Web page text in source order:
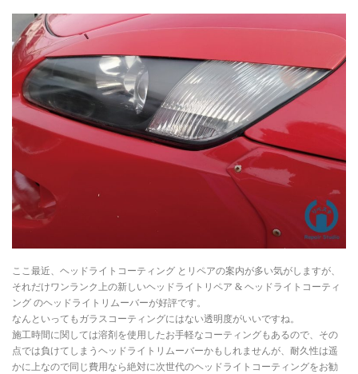
インテリアリペア専門サイト-トータルリペア
お問い合わせ 個人情報保護方針
ここ最近、ヘッドライトコーティング とリペアの案内が多い気がしますが、
それだけワンランク上の新しいヘッドライトリペア & ヘッドライトコーティ
ング のヘッドライトリムーバーが好評です。
なんといってもガラスコーティングにはない透明度がいいですね。
施工時間に関しては溶剤を使用したお手軽なコーティングもあるので、その
点では負けてしまうヘッドライトリムーバーかもしれませんが、耐久性は遥
かに上なので同じ費用なら絶対に次世代のヘッドライトコーティングをお勧